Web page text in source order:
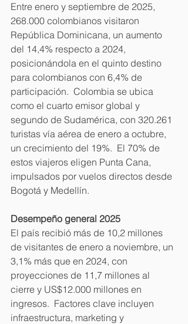
Entre enero y septiembre de 2025,
268.000 colombianos visitaron
República Dominicana, un aumento
del 14,4% respecto a 2024,
posicionándola en el quinto destino
para colombianos con 6,4% de
participación.  Colombia se ubica
como el cuarto emisor global y
segundo de Sudamérica, con 320.261
turistas vía aérea de enero a octubre,
un crecimiento del 19%.  El 70% de
estos viajeros eligen Punta Cana,
impulsados por vuelos directos desde
Bogotá y Medellín.
Desempeño general 2025
El país recibió más de 10,2 millones
de visitantes de enero a noviembre, un
3,1% más que en 2024, con
proyecciones de 11,7 millones al
cierre y US$12.000 millones en
ingresos.  Factores clave incluyen
infraestructura, marketing y